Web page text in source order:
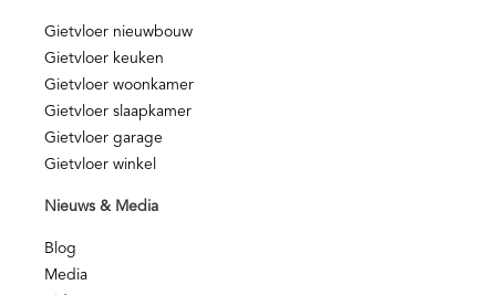
Gietvloer nieuwbouw
Gietvloer keuken
Gietvloer woonkamer
Gietvloer slaapkamer
Gietvloer garage
Gietvloer winkel
Nieuws & Media
Blog
Media